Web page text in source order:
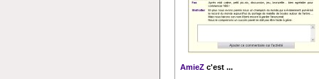
AmieZ c'est ...